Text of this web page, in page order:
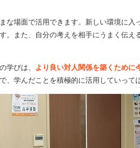
な場面で活用できます。新しい環境に
。また、自分の考えを相手にうまく伝
学びは、 より良い対人関係を築くために
、学んだことを積極的に活用していって